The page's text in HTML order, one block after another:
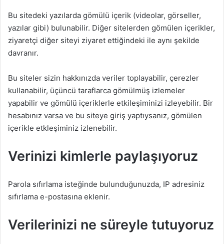
Bu sitedeki yazılarda gömülü içerik (videolar, görseller,
yazılar gibi) bulunabilir. Diğer sitelerden gömülen içerikler,
ziyaretçi diğer siteyi ziyaret ettiğindeki ile aynı şekilde
davranır.
Bu siteler sizin hakkınızda veriler toplayabilir, çerezler
kullanabilir, üçüncü taraflarca gömülmüş izlemeler
yapabilir ve gömülü içeriklerle etkileşiminizi izleyebilir. Bir
hesabınız varsa ve bu siteye giriş yaptıysanız, gömülen
içerikle etkleşiminiz izlenebilir.
Verinizi kimlerle paylaşıyoruz
Parola sıfırlama isteğinde bulunduğunuzda, IP adresiniz
sıfırlama e-postasına eklenir.
Verilerinizi ne süreyle tutuyoruz